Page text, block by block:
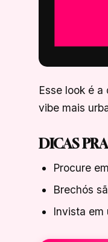
Esse look é
vibe mais
DICAS
Procure
Brechós
Invista em